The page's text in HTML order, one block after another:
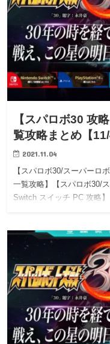
【スパロボ30 攻
覧攻略まとめ【
2021.11.04
【スパロボ30/スーパーロ
一覧攻略】【スパロボ30/
Switch スイッチ PC 攻略